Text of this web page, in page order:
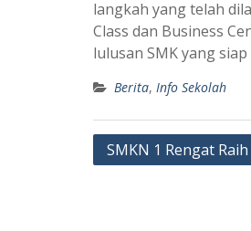
langkah yang telah
Class dan Business
lulusan SMK yang
Berita, Info Sekolah
Post
SMKN 1 Rengat